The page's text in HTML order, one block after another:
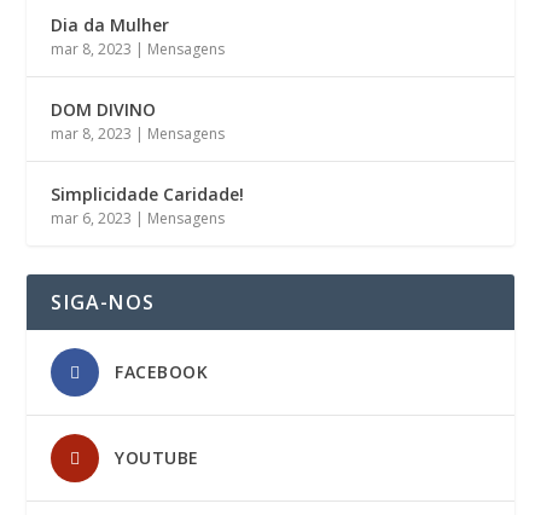
Dia da Mulher
mar 8, 2023 | Mensagens
DOM DIVINO
mar 8, 2023 | Mensagens
Simplicidade Caridade!
mar 6, 2023 | Mensagens
SIGA-NOS
FACEBOOK
YOUTUBE